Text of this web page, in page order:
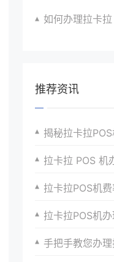
如何办理拉卡拉 POS 机，
推荐资讯
揭秘拉卡拉POS机申
拉卡拉 POS 机办理后的售
拉卡拉POS机费率解读
拉卡拉POS机办理攻
手把手教您办理拉卡拉POS